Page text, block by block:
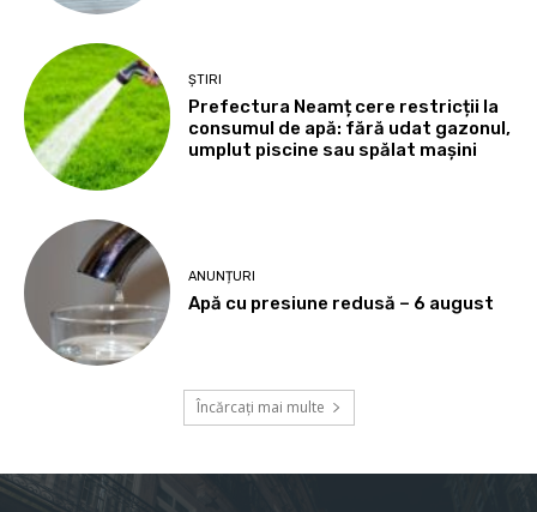
ȘTIRI
Prefectura Neamț cere restricții la
consumul de apă: fără udat gazonul,
umplut piscine sau spălat mașini
ANUNȚURI
Apă cu presiune redusă – 6 august
Încărcați mai multe